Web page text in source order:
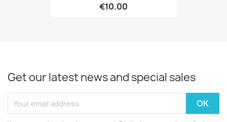
€10.00
Get our latest news and special sales